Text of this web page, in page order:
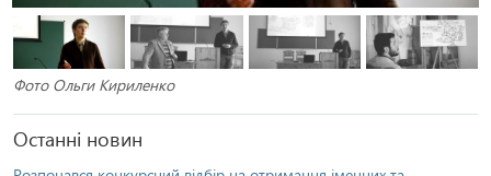
Фото Ольги Кириленко
Останні новин